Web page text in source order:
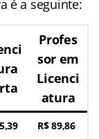
é a seguinte:
Profes
sor em
Licenci
atura
R$ 89,86